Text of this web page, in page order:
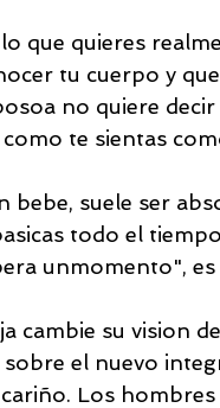
que quieres
tu cuerpo y
no quiere
te sientas
bebe, suele ser
todo el
unmomento", es
cambie su vision
sobre el nuevo
Los